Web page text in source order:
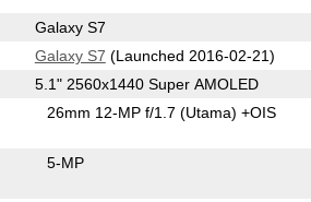
Galaxy S7
Galaxy S7 (Launched 2016-02-21)
5.1" 2560x1440 Super AMOLED
26mm 12-MP f/1.7(Utama) +OIS
5-MP